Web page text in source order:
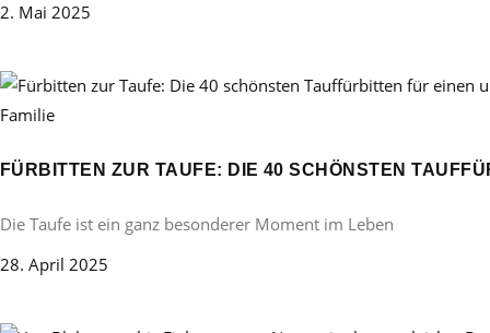
2. Mai 2025
Familie
FÜRBITTEN ZUR TAUFE: DIE 40 SCHÖNSTEN
Die Taufe ist ein ganz besonderer Moment im Leben
28. April 2025